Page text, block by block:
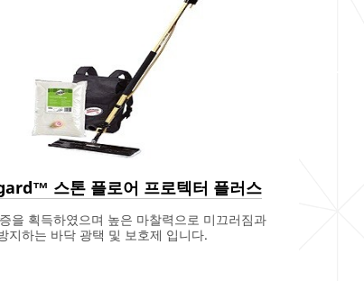
스톤 플로어 프로텍터 플러스
을 획득하였으며 높은 마찰력으로 미끄러짐과
지하는 바닥 광택 및 보호제 입니다.